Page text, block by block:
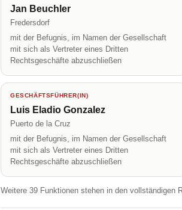
Jan Beuchler
Fredersdorf
mit der Befugnis, im Namen der Gesellschaft
mit sich als Vertreter eines Dritten
Rechtsgeschäfte abzuschließen
GESCHÄFTSFÜHRER(IN)
Luis Eladio Gonzalez
Puerto de la Cruz
mit der Befugnis, im Namen der Gesellschaft
mit sich als Vertreter eines Dritten
Rechtsgeschäfte abzuschließen
Weitere 39 Funktionen stehen in den vollständigen